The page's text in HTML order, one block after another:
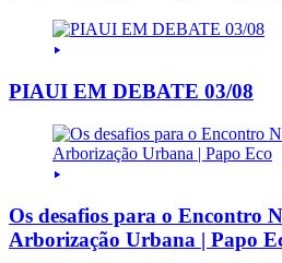
PIAUI EM DEBATE 03/08
Os desafios para o Encontro
Arborização Urbana | Papo